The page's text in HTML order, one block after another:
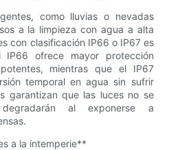
como lluvias o nevadas
a la limpieza con agua a alta
con clasificación IP66 o IP67 es
IP66 ofrece mayor protección
mientras que el IP67
temporal en agua sin sufrir
garantizan que las luces no se
al exponerse a
a la intemperie**